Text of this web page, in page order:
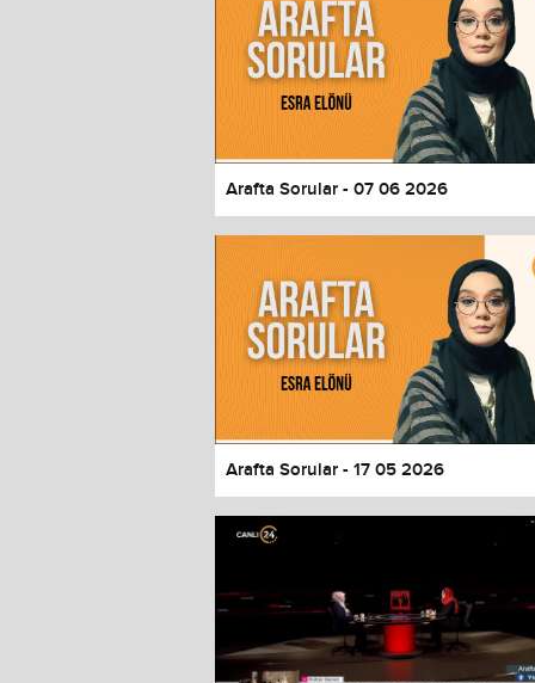
Arafta Sorular - 07 06 2026
Arafta Sorular - 17 05 2026